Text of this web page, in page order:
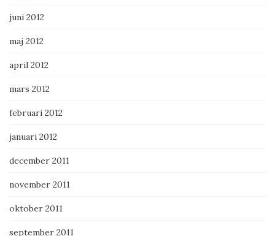
juni 2012
maj 2012
april 2012
mars 2012
februari 2012
januari 2012
december 2011
november 2011
oktober 2011
september 2011